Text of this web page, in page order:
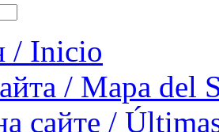
/ Inicio
/ Mapa del
сайте /